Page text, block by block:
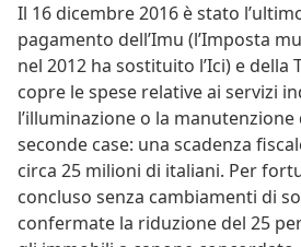
Il 16 dicembre 2016 è stato
pagamento dell’Imu (l’Imposta
nel 2012 ha sostituito l’Ici) e della
copre le spese relative ai servizi
l’illuminazione o la
seconde case: una scadenza
circa 25 milioni di italiani. Per
concluso senza cambiamenti di
confermate la riduzione del 25